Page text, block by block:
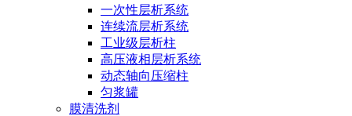
一次性层析系统
连续流层析系统
工业级层析柱
高压液相层析系统
动态轴向压缩柱
匀浆罐
膜清洗剂